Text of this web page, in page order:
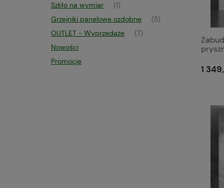
Szkło na wymiar (1)
Grzejniki panelowe ozdobne (5)
OUTLET - Wyprzedaże (7)
Nowości
Promocje
1